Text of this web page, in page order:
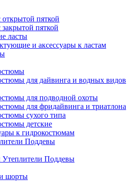
пяткой
пяткой
ласты
и аксессуары к ластам
для дайвинга и водных видов
для подводной охоты
для фридайвинга и триатлона
сухого типа
детские
к гидрокостюмам
Поддевы
Поддевы
шорты